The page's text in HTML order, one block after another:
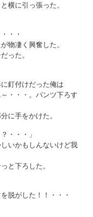
横に引っ張った。
・・
物凄く興奮した。
った。
釘付けだった俺は
・・・。パンツ下ろす
に手をかけた。
・・・」
いかもしんないけど我
と下ろした。
脱がした！！・・・